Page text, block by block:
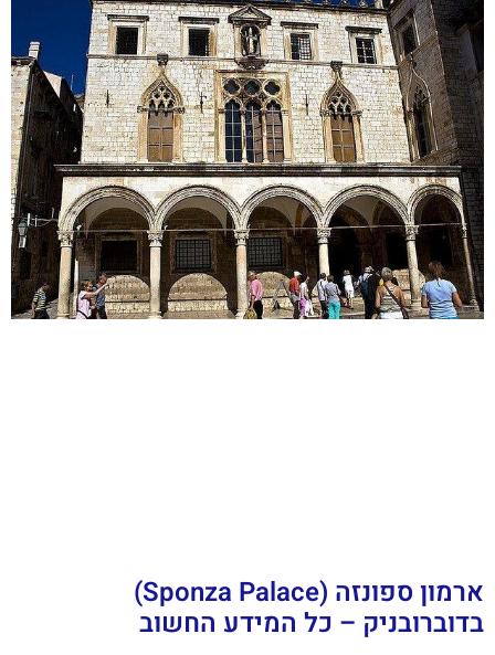
ארמון ספונזה (Sponza Palace)
בדוברובניק – כל המידע החשוב